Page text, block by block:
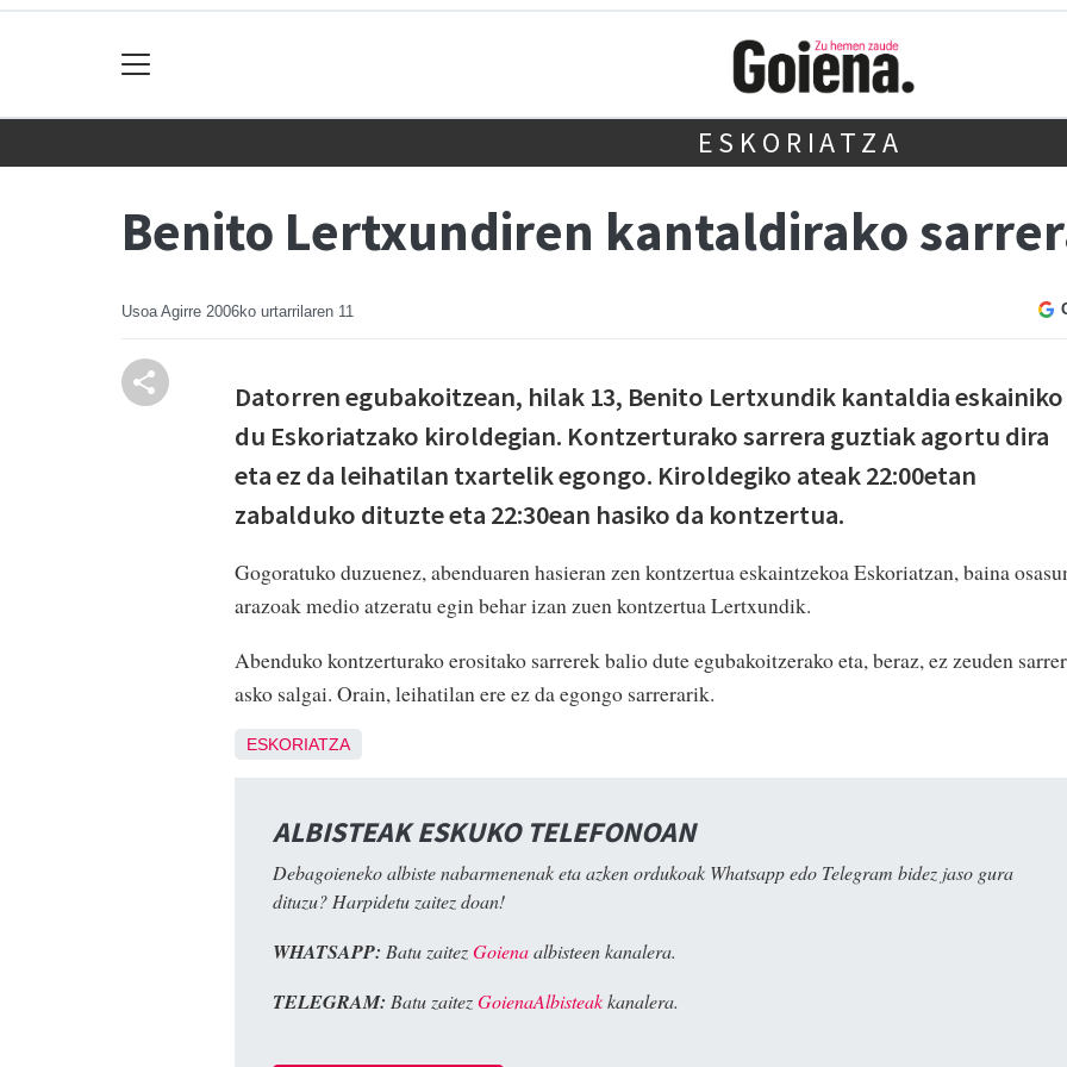
ESKORIATZA
Benito Lertxundiren kantaldirako
Usoa Agirre 2006ko urtarrilaren 11
Datorren egubakoitzean, hilak 13, Benito Lertxundik kantaldia eskainiko
du Eskoriatzako kiroldegian. Kontzerturako sarrera guztiak agortu dira
eta ez da leihatilan txartelik egongo. Kiroldegiko ateak 22:00etan
zabalduko dituzte eta 22:30ean hasiko da kontzertua.
Gogoratuko duzuenez, abenduaren hasieran zen kontzertua eskaintzekoa Eskoriatzan, baina
arazoak medio atzeratu egin behar izan zuen kontzertua Lertxundik.
Abenduko kontzerturako erositako sarrerek balio dute egubakoitzerako eta, beraz, ez zeuden
asko salgai. Orain, leihatilan ere ez da egongo sarrerarik.
ESKORIATZA
ALBISTEAK ESKUKO TELEFONOAN
Debagoieneko albiste nabarmenenak eta azken ordukoak Whatsapp edo Telegram bidez jaso gura
dituzu? Harpidetu zaitez doan!
WHATSAPP: Batu zaitezGoienaalbisteen kanalera.
TELEGRAM: Batu zaitezGoienaAlbisteakkanalera.